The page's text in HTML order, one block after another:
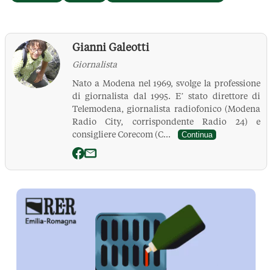
Gianni Galeotti
Giornalista
Nato a Modena nel 1969, svolge la professione
di giornalista dal 1995. E’ stato direttore di
Telemodena, giornalista radiofonico (Modena
Radio City, corrispondente Radio 24) e
consigliere Corecom (C...
Continua
La Pressa